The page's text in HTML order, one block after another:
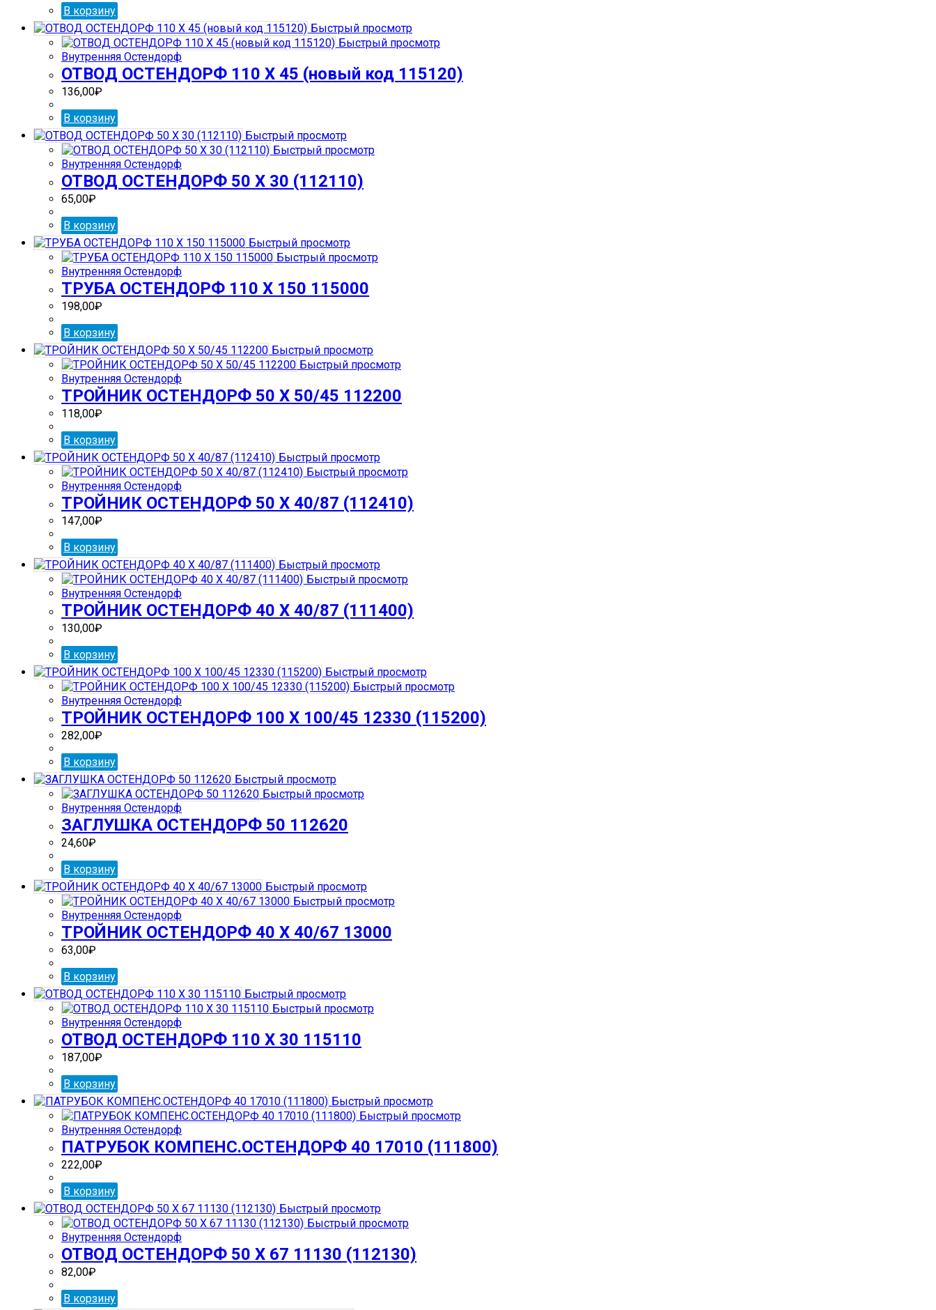
В корзину
Быстрый просмотр
Быстрый просмотр
Внутренняя Остендорф
ОТВОД ОСТЕНДОРФ 110 Х 45 (новый код 115120)
136,00₽
В корзину
Быстрый просмотр
Быстрый просмотр
Внутренняя Остендорф
ОТВОД ОСТЕНДОРФ 50 Х 30 (112110)
65,00₽
В корзину
Быстрый просмотр
Быстрый просмотр
Внутренняя Остендорф
ТРУБА ОСТЕНДОРФ 110 Х 150 115000
198,00₽
В корзину
Быстрый просмотр
Быстрый просмотр
Внутренняя Остендорф
ТРОЙНИК ОСТЕНДОРФ 50 Х 50/45 112200
118,00₽
В корзину
Быстрый просмотр
Быстрый просмотр
Внутренняя Остендорф
ТРОЙНИК ОСТЕНДОРФ 50 Х 40/87 (112410)
147,00₽
В корзину
Быстрый просмотр
Быстрый просмотр
Внутренняя Остендорф
ТРОЙНИК ОСТЕНДОРФ 40 Х 40/87 (111400)
130,00₽
В корзину
Быстрый просмотр
Быстрый просмотр
Внутренняя Остендорф
ТРОЙНИК ОСТЕНДОРФ 100 Х 100/45 12330 (115200)
282,00₽
В корзину
Быстрый просмотр
Быстрый просмотр
Внутренняя Остендорф
ЗАГЛУШКА ОСТЕНДОРФ 50 112620
24,60₽
В корзину
Быстрый просмотр
Быстрый просмотр
Внутренняя Остендорф
ТРОЙНИК ОСТЕНДОРФ 40 Х 40/67 13000
63,00₽
В корзину
Быстрый просмотр
Быстрый просмотр
Внутренняя Остендорф
ОТВОД ОСТЕНДОРФ 110 Х 30 115110
187,00₽
В корзину
Быстрый просмотр
Быстрый просмотр
Внутренняя Остендорф
ПАТРУБОК КОМПЕНС.ОСТЕНДОРФ 40 17010 (111800)
222,00₽
В корзину
Быстрый просмотр
Быстрый просмотр
Внутренняя Остендорф
ОТВОД ОСТЕНДОРФ 50 Х 67 11130 (112130)
82,00₽
В корзину